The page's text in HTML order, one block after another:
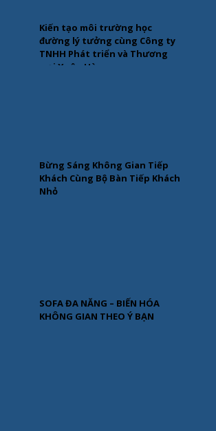
Kiến tạo môi trường học
đường lý tưởng cùng Công ty
TNHH Phát triển và Thương
mại Xuân Hòa
Bừng Sáng Không Gian Tiếp
Khách Cùng Bộ Bàn Tiếp Khách
Nhỏ
SOFA ĐA NĂNG – BIẾN HÓA
KHÔNG GIAN THEO Ý BẠN